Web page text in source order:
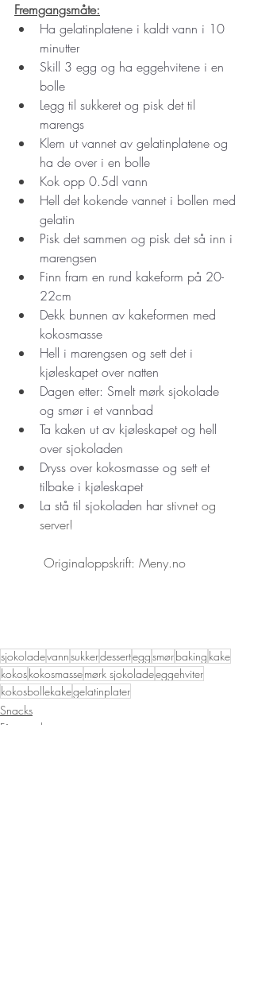
Fremgangsmåte:
Ha gelatinplatene i kaldt vann i 10
minutter
Skill 3 egg og ha eggehvitene i en
bolle
Legg til sukkeret og pisk det til
marengs
Klem ut vannet av gelatinplatene og
ha de over i en bolle
Kok opp 0.5dl vann
Hell det kokende vannet i bollen med
gelatin
Pisk det sammen og pisk det så inn i
marengsen
Finn fram en rund kakeform på 20-
22cm
Dekk bunnen av kakeformen med
kokosmasse
Hell i marengsen og sett det i
kjøleskapet over natten
Dagen etter: Smelt mørk sjokolade
og smør i et vannbad
Ta kaken ut av kjøleskapet og hell
over sjokoladen
Dryss over kokosmasse og sett et
tilbake i kjøleskapet
La stå til sjokoladen har stivnet og
server!
Originaloppskrift: Meny.no
sjokoladevannsukkerdesserteggsmørbaking kake
kokoskokosmassemørk sjokoladeeggehviter
kokosbollekakegelatinplater
Snacks
Få ingredienser